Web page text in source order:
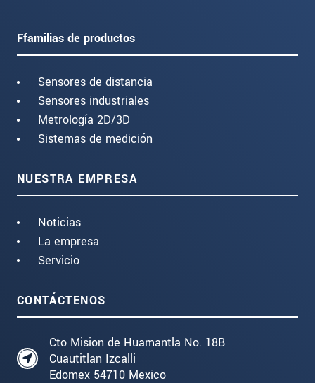
Ffamilias de productos
Sensores de distancia
Sensores industriales
Metrología 2D/3D
Sistemas de medición
NUESTRA EMPRESA
Noticias
La empresa
Servicio
CONTÁCTENOS
Cto Mision de Huamantla No. 18B
Cuautitlan Izcalli
Edomex 54710 Mexico